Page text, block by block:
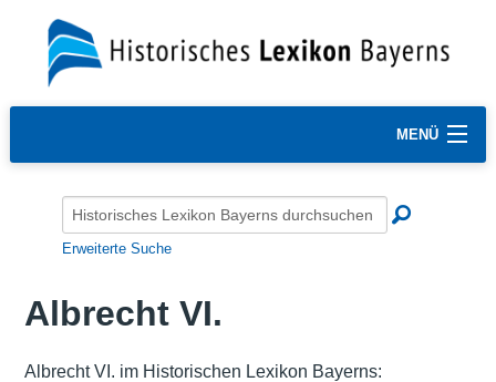
MENÜ
Erweiterte Suche
Albrecht VI.
Albrecht VI. im Historischen Lexikon Bayerns: